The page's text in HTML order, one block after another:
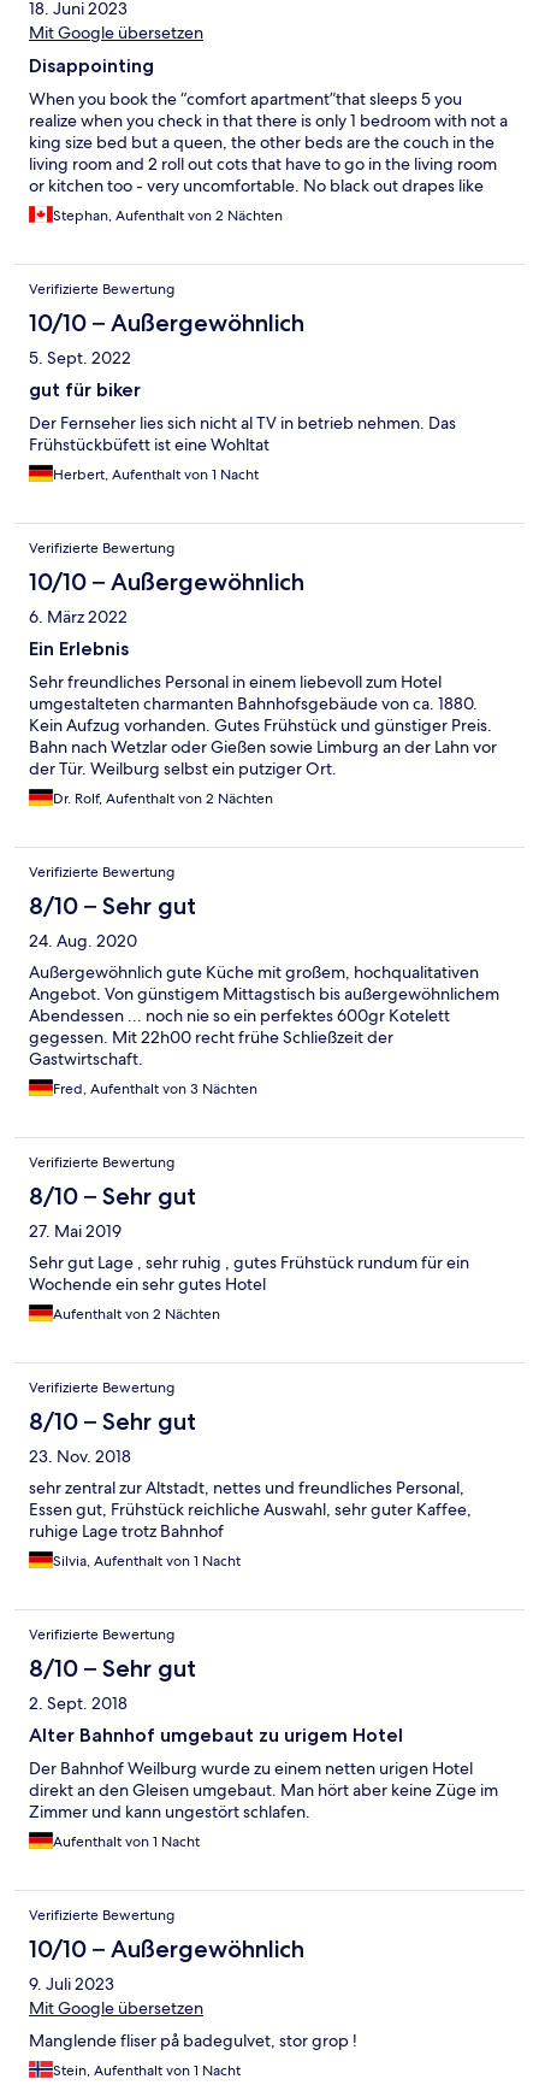
18. Juni 2023
Mit Google übersetzen
Disappointing
When you book the “comfort apartment”that sleeps 5 you
realize when you check in that there is only 1 bedroom with not a
king size bed but a queen, the other beds are the couch in the
living room and 2 roll out cots that have to go in the living room
or kitchen too - very uncomfortable. No black out drapes like
advertised. In fact some of the windows don’t even have any
kind of covering and are cracked. The carpets are stained, the
garbage littered train tracks and you can hear trains below your
windows starting early in the morning. The shower is very small
and the shower head keeps falling down. We were not
impressed.
Stephan, Aufenthalt von 2 Nächten
Verifizierte Bewertung
10/10 – Außergewöhnlich
5. Sept. 2022
gut für biker
Der Fernseher lies sich nicht al TV in betrieb nehmen. Das
Frühstückbüfett ist eine Wohltat
Herbert, Aufenthalt von 1 Nacht
Verifizierte Bewertung
10/10 – Außergewöhnlich
6. März 2022
Ein Erlebnis
Sehr freundliches Personal in einem liebevoll zum Hotel
umgestalteten charmanten Bahnhofsgebäude von ca. 1880.
Kein Aufzug vorhanden. Gutes Frühstück und günstiger Preis.
Bahn nach Wetzlar oder Gießen sowie Limburg an der Lahn vor
der Tür. Weilburg selbst ein putziger Ort.
Dr. Rolf, Aufenthalt von 2 Nächten
Verifizierte Bewertung
8/10 – Sehr gut
24. Aug. 2020
Außergewöhnlich gute Küche mit großem, hochqualitativen
Angebot. Von günstigem Mittagstisch bis außergewöhnlichem
Abendessen ... noch nie so ein perfektes 600gr Kotelett
gegessen. Mit 22h00 recht frühe Schließzeit der
Gastwirtschaft.
Fred, Aufenthalt von 3 Nächten
Verifizierte Bewertung
8/10 – Sehr gut
27. Mai 2019
Sehr gut Lage , sehr ruhig , gutes Frühstück rundum für ein
Wochende ein sehr gutes Hotel
Aufenthalt von 2 Nächten
Verifizierte Bewertung
8/10 – Sehr gut
23. Nov. 2018
sehr zentral zur Altstadt, nettes und freundliches Personal,
Essen gut, Frühstück reichliche Auswahl, sehr guter Kaffee,
ruhige Lage trotz Bahnhof
Silvia, Aufenthalt von 1 Nacht
Verifizierte Bewertung
8/10 – Sehr gut
2. Sept. 2018
Alter Bahnhof umgebaut zu urigem Hotel
Der Bahnhof Weilburg wurde zu einem netten urigen Hotel
direkt an den Gleisen umgebaut. Man hört aber keine Züge im
Zimmer und kann ungestört schlafen.
Aufenthalt von 1 Nacht
Verifizierte Bewertung
10/10 – Außergewöhnlich
9. Juli 2023
Mit Google übersetzen
Manglende fliser på badegulvet, stor grop !
Stein, Aufenthalt von 1 Nacht